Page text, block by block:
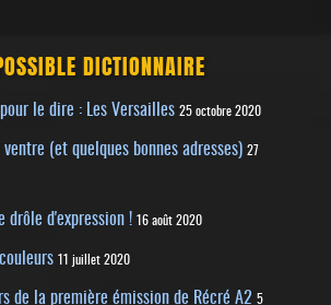
DICTIONNAIRE
le dire : Les Versailles 25 octobre 2020
ventre (et quelques bonnes adresses) 27
drôle d'expression ! 16 août 2020
11 juillet 2020
de la première émission de Récré A2 5